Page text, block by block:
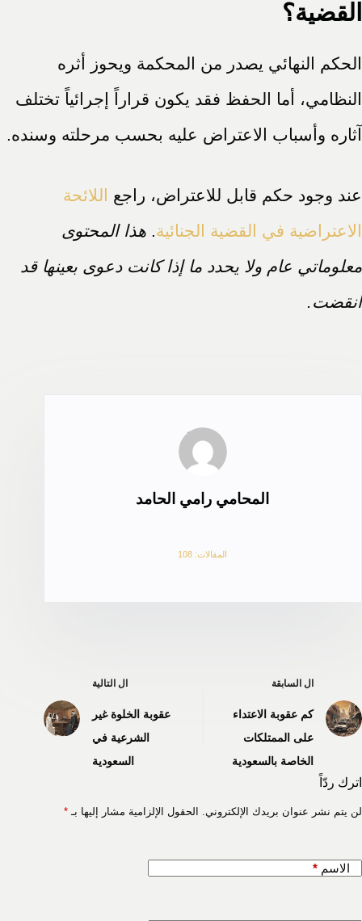
القضية؟
الحكم النهائي يصدر من المحكمة ويحوز أثره
النظامي، أما الحفظ فقد يكون قراراً إجرائياً تختلف
آثاره وأسباب الاعتراض عليه بحسب مرحلته وسنده.
عند وجود حكم قابل للاعتراض، راجع
اللائحة
الاعتراضية في القضية الجنائية. هذا المحتوى
معلوماتي عام ولا يحدد ما إذا كانت دعوى بعينها قد
انقضت.
المحامي رامي الحامد
المقالات: 108
ال السابقة
كم عقوبة الاعتداء
على الممتلكات
الخاصة بالسعودية
ال التالية
عقوبة الخلوة غير
الشرعية في
السعودية
اترك ردّاً
لن يتم نشر عنوان بريدك الإلكتروني. الحقول الإلزامية مشار إليها بـ *
الاسم *